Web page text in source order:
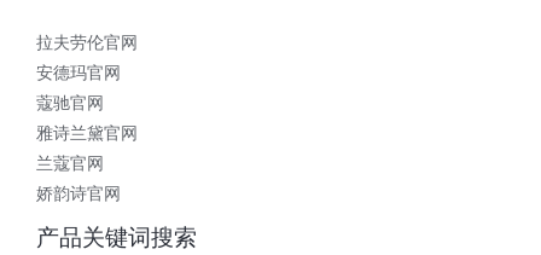
拉夫劳伦官网
安德玛官网
蔻驰官网
雅诗兰黛官网
兰蔻官网
娇韵诗官网
产品关键词搜索